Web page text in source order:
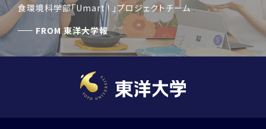
食環境科学部「Umart ! 」プロジェクトチーム
FROM東洋大学報